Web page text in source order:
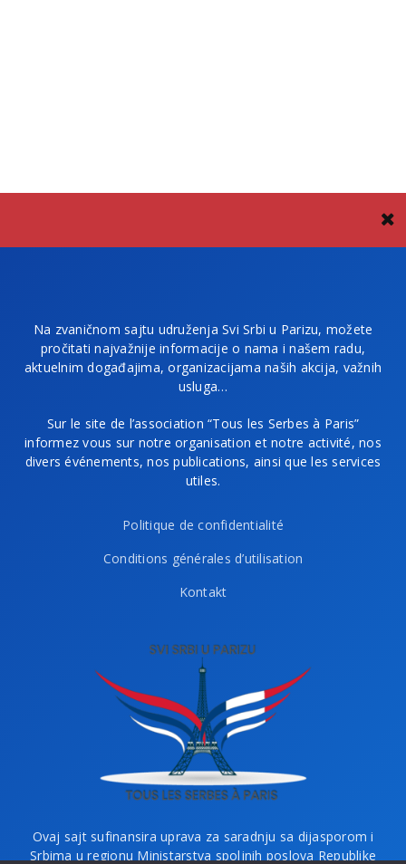
Na zvaničnom sajtu udruženja Svi Srbi u Parizu, možete
pročitati najvažnije informacije o nama i našem radu,
aktuelnim događajima, organizacijama naših akcija, važnih
usluga…
Sur le site de l’association “Tous les Serbes à Paris”
informez vous sur notre organisation et notre activité, nos
divers événements, nos publications, ainsi que les services
utiles.
Politique de confidentialité
Conditions générales d’utilisation
Kontakt
Ovaj sajt sufinansira uprava za saradnju sa dijasporom i
Srbima u regionu Ministarstva spoljnih poslova Republike